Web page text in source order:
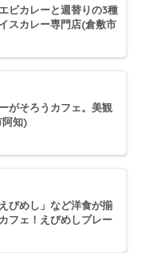
ビカレーと週替りの3種
スカレー専門店(倉敷市
がそろうカフェ。美観
阿知)
びめし」など洋食が揃
フェ！えびめしプレー